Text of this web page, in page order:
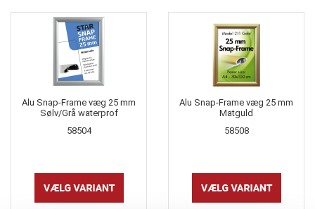
Alu Snap-Frame væg 25 mm
Sølv/Grå waterprof
58504
Alu Snap-Frame væg 25 mm
Matguld
58508